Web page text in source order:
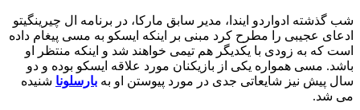
شب گذشته ادواردو ایندا، مدیر سابق مارکا، در برنامه ال چیرینگیتو
ادعای عجیبی را مطرح کرد مبنی بر اینکه ایسکو به مسی پیغام داده
است که به زودی با یکدیگر هم تیمی خواهند شد و اینکه منتظر او
باشد. مسی همواره یکی از بازیکنان مورد علاقه ایسکو بوده و دو
سال پیش نیز شایعاتی جدی در مورد پیوستن او به بارسلونا شنیده
می شد.